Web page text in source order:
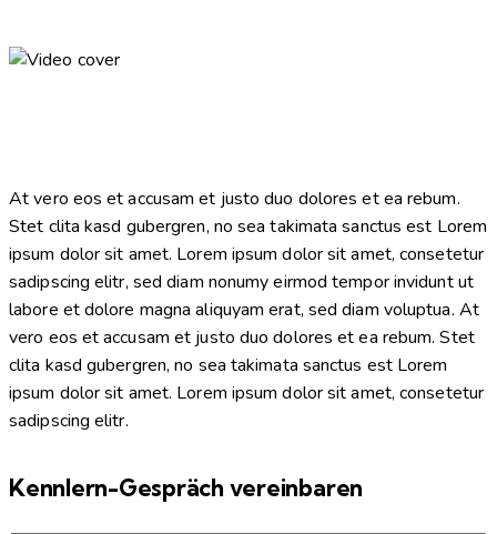
At vero eos et accusam et justo duo dolores et ea rebum.
Stet clita kasd gubergren, no sea takimata sanctus est Lorem
ipsum dolor sit amet. Lorem ipsum dolor sit amet, consetetur
sadipscing elitr, sed diam nonumy eirmod tempor invidunt ut
labore et dolore magna aliquyam erat, sed diam voluptua. At
vero eos et accusam et justo duo dolores et ea rebum. Stet
clita kasd gubergren, no sea takimata sanctus est Lorem
ipsum dolor sit amet. Lorem ipsum dolor sit amet, consetetur
sadipscing elitr.
Kennlern-Gespräch vereinbaren